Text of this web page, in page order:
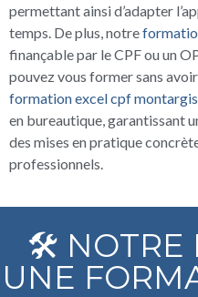
permettant ainsi d’adapter
temps. De plus, notre
finançable par le CPF ou un
pouvez vous former sans
formation excel cpf montargis
en bureautique, garantissant
des mises en pratique
professionnels.
🛠️ NOTRE
UNE